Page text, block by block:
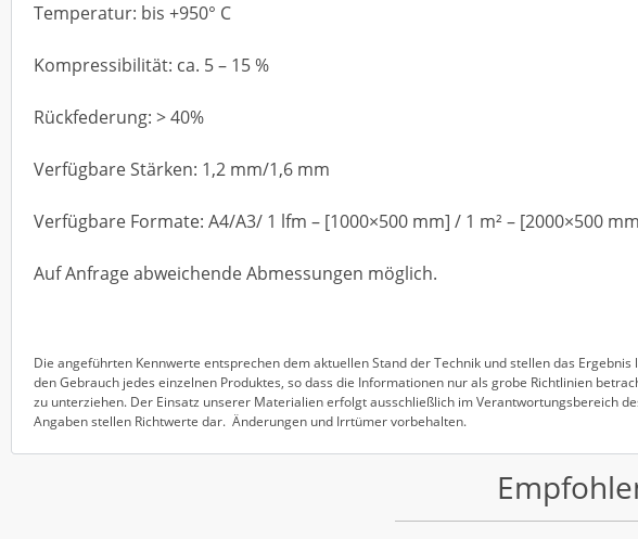
Temperatur: bis +950° C
Kompressibilität: ca. 5 – 15 %
Rückfederung: > 40%
Verfügbare Stärken: 1,2 mm/1,6 mm
Verfügbare Formate: A4/A3/ 1 lfm – [1000×500 mm] / 1 m² – [2000×500
Auf Anfrage abweichende Abmessungen möglich.
Die angeführten Kennwerte entsprechen dem aktuellen Stand der Technik und stellen das
den Gebrauch jedes einzelnen Produktes, so dass die Informationen nur als grobe Richtlinien
zu unterziehen. Der Einsatz unserer Materialien erfolgt ausschließlich im Verantwortungsbereich
Angaben stellen Richtwerte dar. Änderungen und Irrtümer vorbehalten.